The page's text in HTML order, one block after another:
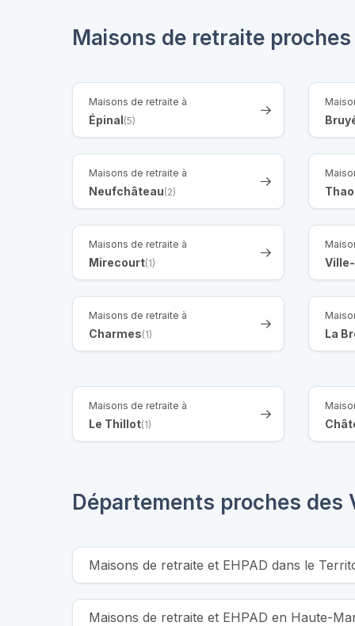
Maisons de retraite
Maisons de retraite à
Épinal(5)
Maisons de retraite à
Neufchâteau(2)
Maisons de retraite à
Mirecourt(1)
Maisons de retraite à
Charmes(1) La
Maisons de retraite à
Le Thillot(1)
Départements proches des
Maisons de retraite et EHPAD dans le
Maisons de retraite et EHPAD en Haute-